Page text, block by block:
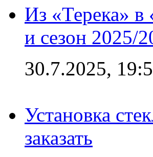
Из «Терека»
и сезон 2025/
30.7.2025,
Установка
заказать